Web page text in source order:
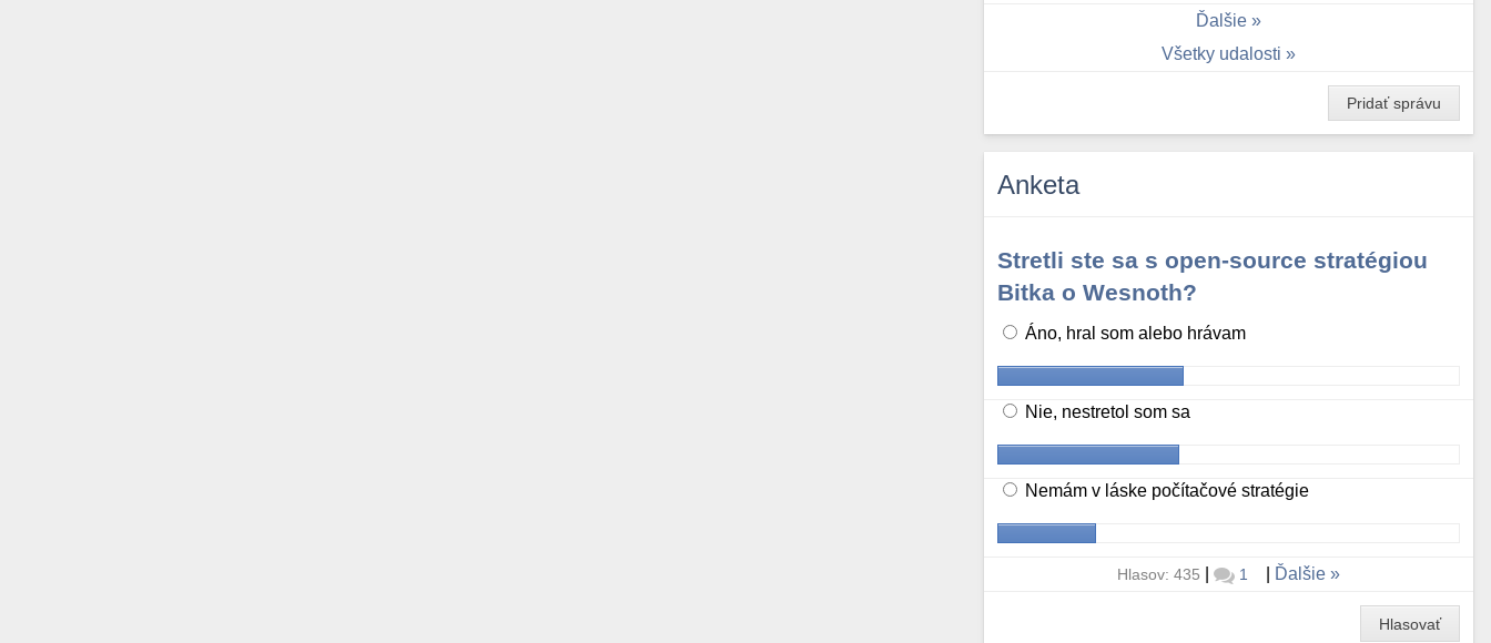
Ďalšie
Všetky udalosti
Pridať správu
Anketa
Stretli ste sa s open-source stratégiou
Bitka o Wesnoth?
Áno, hral som alebo hrávam
Nie, nestretol som sa
Nemám v láske počítačové stratégie
Hlasov: 435 | 1 Ďalšie
Hlasovať